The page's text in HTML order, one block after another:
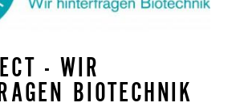
- WIR
BIOTECHNIK